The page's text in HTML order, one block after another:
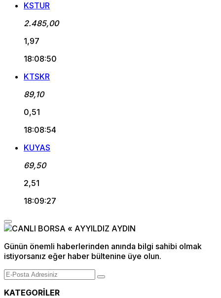
KSTUR
2.485,00
1,97
18:08:50
KTSKR
89,10
0,51
18:08:54
KUYAS
69,50
2,51
18:09:27
Günün önemli haberlerinden anında bilgi sahibi olmak
istiyorsanız eğer haber bültenine üye olun.
KATEGORİLER